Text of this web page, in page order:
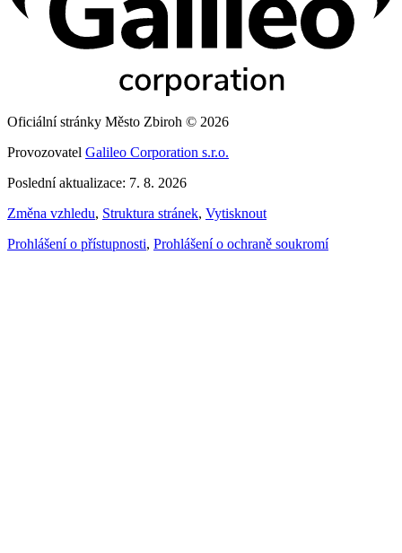
Oficiální stránky Město Zbiroh © 2026
Provozovatel Galileo Corporation s.r.o.
Poslední aktualizace: 7. 8. 2026
Změna vzhledu, Struktura stránek, Vytisknout
Prohlášení o přístupnosti, Prohlášení o ochraně soukromí